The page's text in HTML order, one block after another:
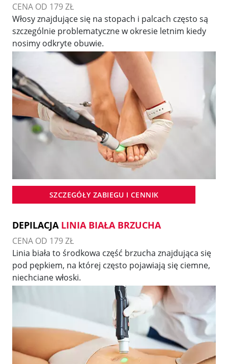
CENA OD 179 ZŁ
Włosy znajdujące się na stopach i palcach często są
szczególnie problematyczne w okresie letnim kiedy
nosimy odkryte obuwie.
SZCZEGÓŁY ZABIEGU I CENNIK
DEPILACJA LINIA BIAŁA BRZUCHA
CENA OD 179 ZŁ
Linia biała to środkowa część brzucha znajdująca się
pod pępkiem, na której często pojawiają się ciemne,
niechciane włoski.